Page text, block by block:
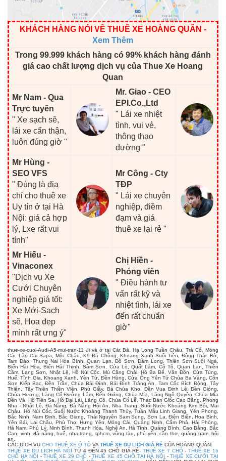
KHÁCH HÀNG NÓI VỀ THUÊ XE HOÀNG QUÂN -
Xem Thêm
Trong 99.999 khách hàng có 99% khách hàng đánh
giá cao chất lượng dịch vụ của Thue Xe Hoang
Quan
Mr Nam - Qua
Trực tuyến
" Xe sạch sẽ,
lái xe cẩn thận,
luôn đúng giờ "
Mr. Giao - CEO
EPI.Co.,Ltd
" Lái xe nhiệt
tình, vui vẻ,
thông thạo
đường "
Mr Hùng -
SEO VFS
" Đúng là địa
chỉ cho thuê xe
Uy tín ở tại Hà
Nội: giá cả hợp
lý, Lxe rất vui
tính"
Mr Công - Cty
TĐP
" Lái xe chuyên
nghiệp, điềm
đạm và giá
thuê xe lại rẻ "
Mr Hiếu -
Vinaconex
"Dịch vụ Xe
Cưới Chuyên
nghiệp giá tốt:
Xe Mới-Sạch
sẽ, Hoa đẹp
mình rất ưng ý"
Chị Hiền -
Phóng viên
" Điều hành tư
vấn rất kỹ và
nhiệt tình, lái xe
đến rất chuẩn
giờ"
thue-xe-cuoi-Audi-A5-mui-tran-11 đi và ở tại Cát Bà, Hạ Long Tuần Châu, Trà Cổ, Móng
Cái, Lào Cai Sapa, Mộc Châu, K9 Đá Chông, Khoang Xanh Suối Tiên, Động Thác Bờ,
Tam Đảo, Thung Nai Hòa Bình, Quan Lạn, Đồ Sơn, Đầm Long, Thiên Sơn Suối Ngà,
Biển Hải Hòa, Biển Hải Thịnh, Sầm Sơn, Cửa Lò, Quất Lâm, Cô Tô, Quan Lạn, Thiên
Cầm, Lạng Sơn, Nhật Lệ, Hồ Núi Cốc, Mù Căng Chải, Hồ Ba Bể, Vân Đồn, Cửa Tùng,
Huế, Tĩnh Gia, Khoang Xanh, Yên Tử, Đền Hùng, Cửa Ông Yên Tử Chùa Ba Vàng, Côn
Sơn Kiếp Bạc, Đền Trần, Chùa Bái Đính, Bái Đính Tràng An, Tam Cốc Bích Động, Tây
Thiên, Tây Thiên Thiền Viện, Phủ Giầy, Bà Chúa Kho, Đền Vua Đinh Lê, Đền Gióng,
Chùa Hương, Làng Cổ Đường Lâm, Đền Gióng, Chùa Mía, Lăng Ngô Quyền, Chùa Mía
Đền Và, Hồ Tiên Sa, Hồ Đại Lải, Lăng Cô, Chùa Cổ Lễ, Thác Bản Giốc Cao Bằng, Phong
Nha - Nhật Lệ, Đà Nẵng, Đà Nẵng Hội An, Nha Trang, Suối Nước Khoáng Kim Bôi, Mai
Châu, Hồ Núi Cốc, Suối Nước Khoáng Thanh Thủy, Tuần Mẫu Linh Giang, Yên Phong,
Bắc Ninh, Nam Định, Bắc Giang, Thái Nguyên Sam Sung, Sơn La, Điện Biên, Hoa Binh,
Yên Bái, Lai Châu, Phú Thọ, Hưng Yên, Móng Cái, Quảng Ninh, Cẩm Phả, Hải Phòng,
Hà Nam, Phủ Lý, Ninh Bình, Thanh Hóa, Nghệ An, Hà Tĩnh, Quảng Bình, Cao Bằng, Bắc
Cạn, vinh, đà nẵng, huế, nha trang, tphcm, vũng tàu, phú yên, cần thơ, quảng nam, hội
an.
CÁC DỊCH VỤ CHO THUÊ XE Ô TÔ VA THUÊ XE DU LỊCH GIÁ RẺ CỦA HOÀNG QUÂN:
THUÊ XE DU LỊCH HÀ NỘI TỪ 4 ĐẾN 45 CHỖ GIÁ RẺ- THUÊ XE 7 CHỖ- THUÊ XE 16
CHỖ HÀ NỘI -THUÊ XE 29 CHỖ -THUÊ XE 45 CHỖ TẠI HÀ NỘI -THUÊ XE CƯỚI TẠI